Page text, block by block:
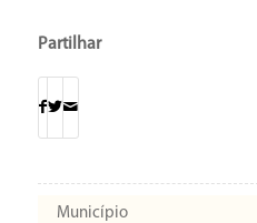
Partilhar
Município